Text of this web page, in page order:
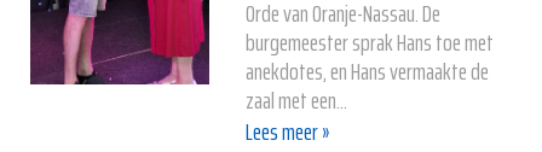
Orde van Oranje-Nassau. De
burgemeester sprak Hans toe met
anekdotes, en Hans vermaakte de
zaal met een...
Lees meer »